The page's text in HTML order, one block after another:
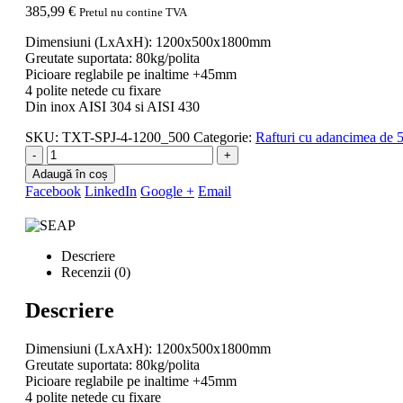
385,99 € Pretul nu contine TVA
Dimensiuni (LxAxH): 1200x500x1800mm
Greutate suportata: 80kg/polita
Picioare reglabile pe inaltime +45mm
4 polite netede cu fixare
Din inox AISI 304 si AISI 430
SKU: TXT-SPJ-4-1200_500 Categorie: Rafturi cu adancimea de
-
+
Adaugă în coș
Facebook LinkedIn Google + Email
Descriere
Recenzii (0)
Descriere
Dimensiuni (LxAxH): 1200x500x1800mm
Greutate suportata: 80kg/polita
Picioare reglabile pe inaltime +45mm
4 polite netede cu fixare